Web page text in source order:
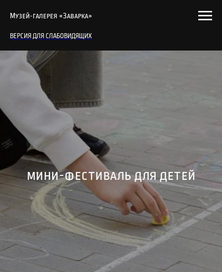
Музей-галерея «Заварка»
ВЕРСИЯ ДЛЯ СЛАБОВИДЯЩИХ
мини-фестиваль для детей